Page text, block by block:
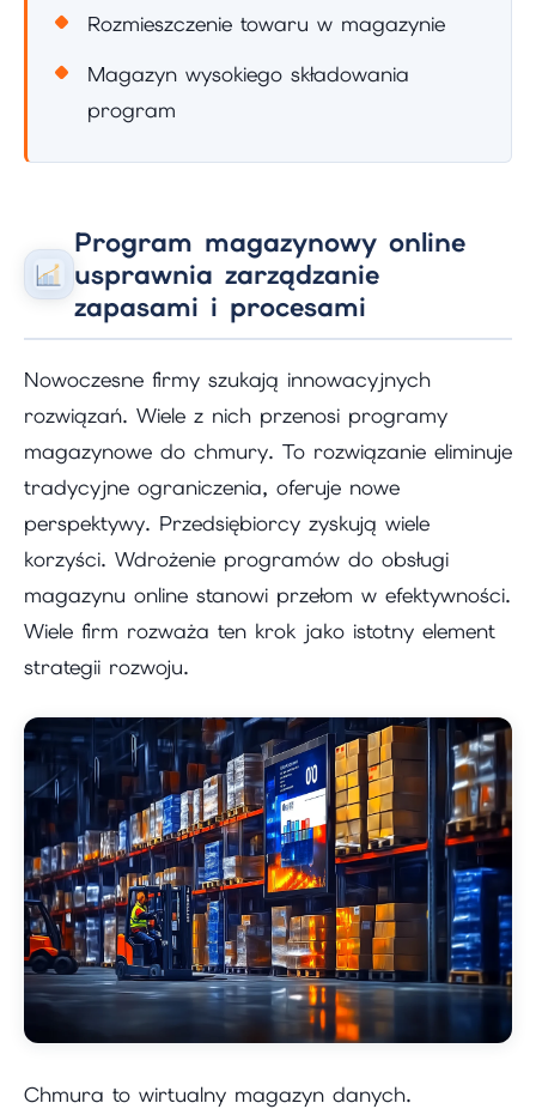
Rozmieszczenie towaru w magazynie
Magazyn wysokiego składowania
program
Program magazynowy online
usprawnia zarządzanie
zapasami i procesami
Nowoczesne firmy szukają innowacyjnych
rozwiązań. Wiele z nich przenosi programy
magazynowe do chmury. To rozwiązanie eliminuje
tradycyjne ograniczenia, oferuje nowe
perspektywy. Przedsiębiorcy zyskują wiele
korzyści. Wdrożenie programów do obsługi
magazynu online stanowi przełom w efektywności.
Wiele firm rozważa ten krok jako istotny element
strategii rozwoju.
Chmura to wirtualny magazyn danych.